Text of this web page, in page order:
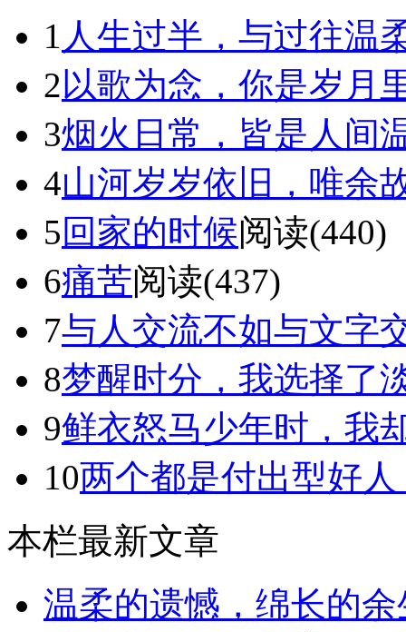
1 人生过半，与过往温
2以歌为念，你是岁月
3烟火日常，皆是人间
4山河岁岁依旧，唯余
5回家的时候阅读(440)
6痛苦阅读(437)
7与人交流不如与文字
8梦醒时分，我选择了
9鲜衣怒马少年时，我
10两个都是付出型好
本栏最新文章
温柔的遗憾，绵长的余